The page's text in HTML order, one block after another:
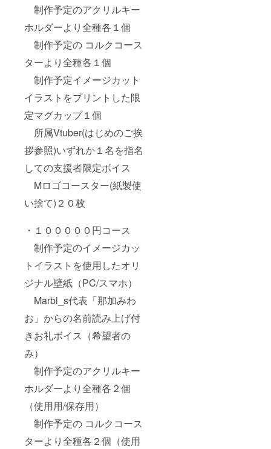
制作予定のアクリルキー
ホルダーより全種各１個
制作予定の コルクコース
ターより全種各１個
制作予定イメージカット
イラストをプリントした限
定マグカップ１個
所属Vtuber(はじめのご挨
拶参照)いずれか１名を指名
しての支援者限定ボイス
Mロゴコースター(紙製使
い捨て)２０枚
・１０００００円コース
制作予定のイメージカッ
トイラストを使用したオリ
ジナル壁紙（PC/スマホ）
Marbl_s代表「那加みわ
お」からの名前読み上げ付
きお礼ボイス（希望者の
み）
制作予定のアクリルキー
ホルダーより全種各２個
（使用用/保存用）
制作予定の コルクコース
ターより全種各２個（使用